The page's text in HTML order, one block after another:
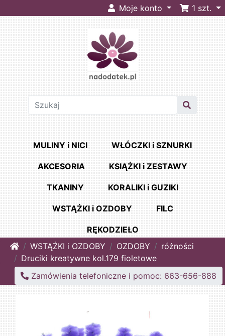
Moje konto 1 szt.
MULINY i NICI WŁÓCZKI i SZNURKI
AKCESORIA KSIĄŻKI i ZESTAWY
TKANINY KORALIKI i GUZIKI
WSTĄŻKI i OZDOBY FILC
RĘKODZIEŁO
HomeWSTĄŻKI i OZDOBY OZDOBY
różności
Druciki kreatywne kol.179 fioletowe
Zamówienia telefoniczne i pomoc: 663-656-888